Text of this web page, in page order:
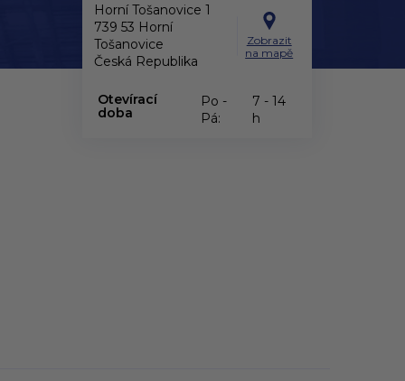
Horní Tošanovice 1
739 53 Horní
Tošanovice
Česká Republika
Zobrazit
na mapě
Otevírací
doba
Po -
Pá:
7 - 14
h